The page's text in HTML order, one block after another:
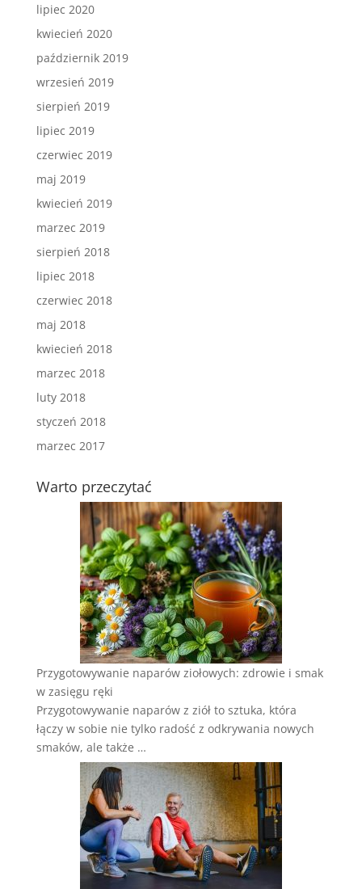
lipiec 2020
kwiecień 2020
październik 2019
wrzesień 2019
sierpień 2019
lipiec 2019
czerwiec 2019
maj 2019
kwiecień 2019
marzec 2019
sierpień 2018
lipiec 2018
czerwiec 2018
maj 2018
kwiecień 2018
marzec 2018
luty 2018
styczeń 2018
marzec 2017
Warto przeczytać
Przygotowywanie naparów ziołowych: zdrowie i smak
w zasięgu ręki
Przygotowywanie naparów z ziół to sztuka, która
łączy w sobie nie tylko radość z odkrywania nowych
smaków, ale także …